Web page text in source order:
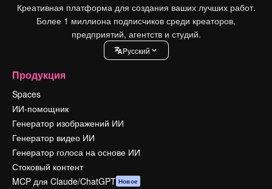
Креативная платформа для создания ваших лучших работ.
Более 1 миллиона подписчиков среди креаторов,
предприятий, агентств и студий.
Pусский
Продукция
Spaces
ИИ-помощник
Генератор изображений ИИ
Генератор видео ИИ
Генератор голоса на основе ИИ
Стоковый контент
MCP для Claude/ChatGPT Новое